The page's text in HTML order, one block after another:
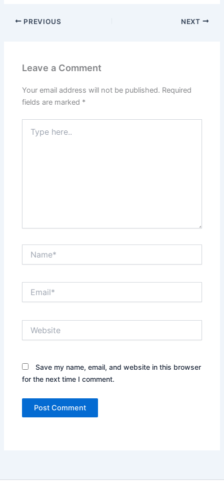
PREVIOUS NEXT
Leave a Comment
Your email address will not be published. Required
fields are marked *
here..
Save my name, email, and website in this browser
for the next time I comment.